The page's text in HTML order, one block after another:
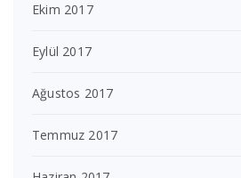
Ekim 2017
Eylül 2017
Ağustos 2017
Temmuz 2017